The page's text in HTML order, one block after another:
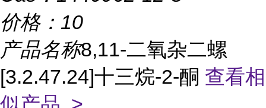
价格： 10
产品名称8,11-二氧杂二螺
[3.2.47.24]十三烷-2-酮 查看相